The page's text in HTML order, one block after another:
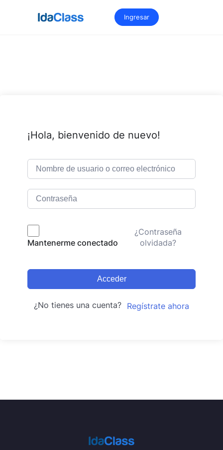
Ingresar
¡Hola, bienvenido de nuevo!
Mantenerme conectado
¿Contraseña
olvidada?
Acceder
¿No tienes una cuenta? Regístrate ahora